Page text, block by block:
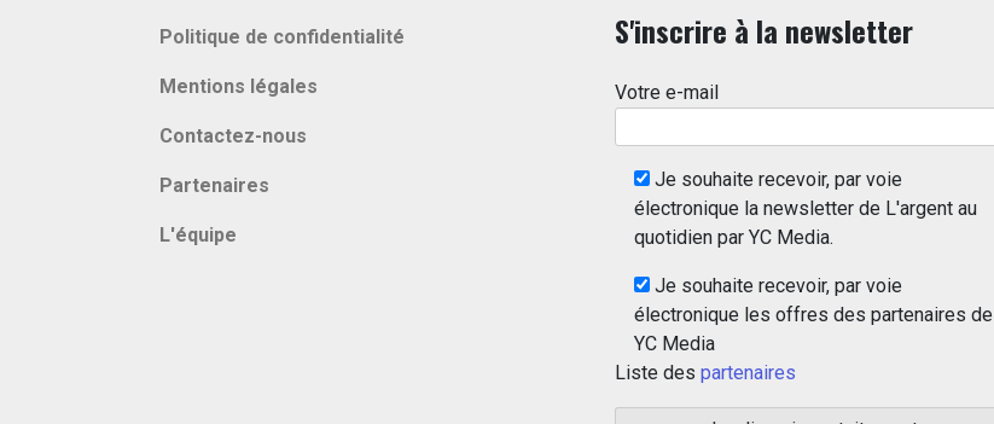
Politique de confidentialité
Mentions légales
Contactez-nous
Partenaires
L'équipe
S'inscrire à la newsletter
Votre e-mail
Je souhaite recevoir, par voie
électronique la newsletter de L'argent au
quotidien par YC Media.
Je souhaite recevoir, par voie
électronique les offres des partenaires de
YC Media
Liste des partenaires